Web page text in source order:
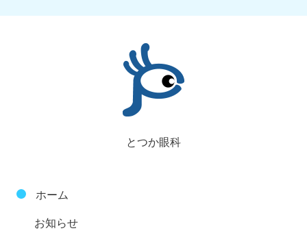
とつか眼科
ホーム
お知らせ